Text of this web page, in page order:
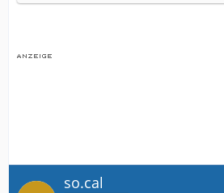
so.cal